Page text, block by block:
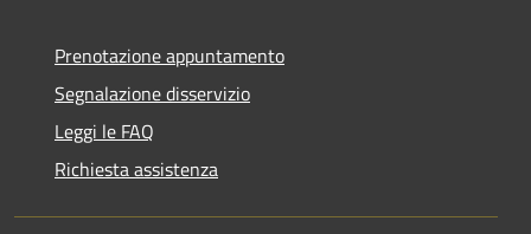
Prenotazione appuntamento
Segnalazione disservizio
Leggi le FAQ
Richiesta assistenza